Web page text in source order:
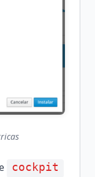
cockpit